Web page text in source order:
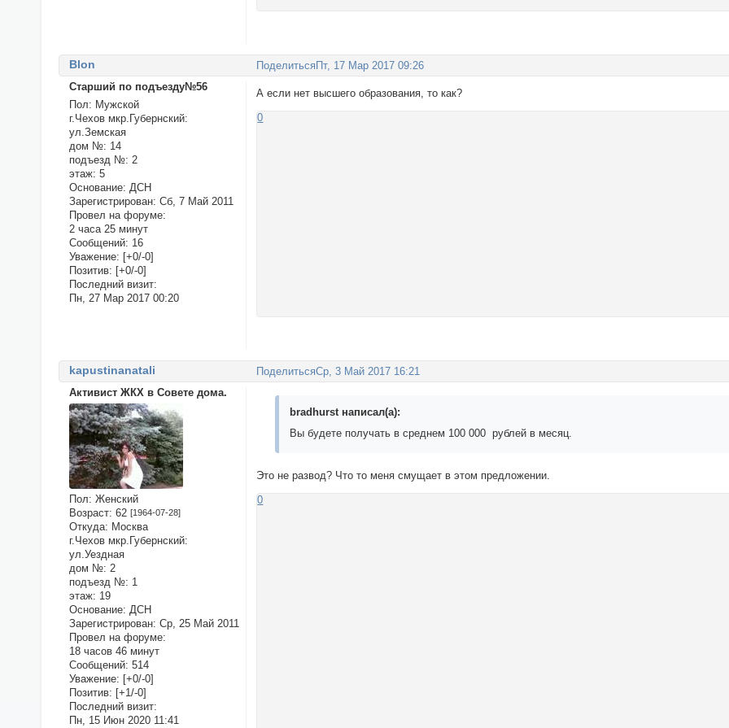
Поделиться Пт, 17 Мар 2017 09:26
Blon
Старший по подъезду№56
Пол: Мужской
г.Чехов мкр.Губернский:
ул.Земская
дом №: 14
подъезд №: 2
этаж: 5
Основание: ДСН
Зарегистрирован: Сб, 7 Май 2011
Провел на форуме:
2 часа 25 минут
Сообщений: 16
Уважение: [+0/-0]
Позитив: [+0/-0]
Последний визит:
Пн, 27 Мар 2017 00:20
А если нет высшего образования, то как?
0
ПоделитьсяСр, 3 Май 2017 16:21
kapustinanatali
Активист ЖКХ в Совете дома.
Пол: Женский
Возраст: 62 [1964-07-28]
Откуда: Москва
г.Чехов мкр.Губернский:
ул.Уездная
дом №: 2
подъезд №: 1
этаж: 19
Основание: ДСН
Зарегистрирован: Ср, 25 Май 2011
Провел на форуме:
18 часов 46 минут
Сообщений: 514
Уважение: [+0/-0]
Позитив: [+1/-0]
Последний визит:
Пн, 15 Июн 2020 11:41
bradhurst написал(а):
Вы будете получать в среднем 100 000 рублей в месяц.
Это не развод? Что то меня смущает в этом предложении.
0